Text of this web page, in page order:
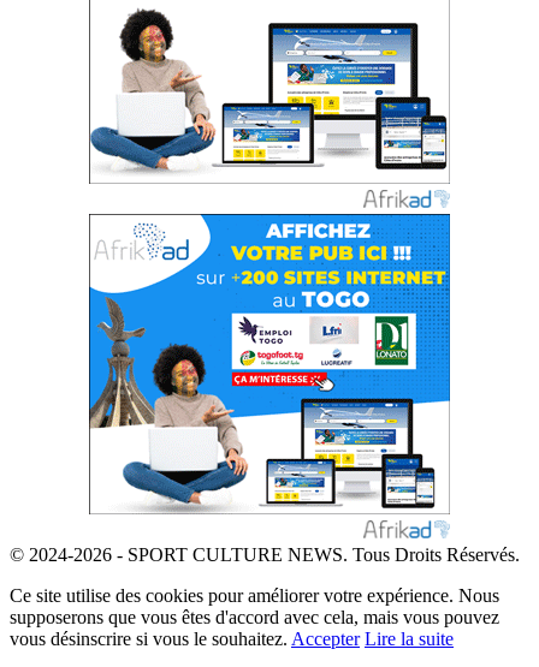
© 2024-2026 - SPORT CULTURE NEWS. Tous Droits Réservés.
Ce site utilise des cookies pour améliorer votre expérience. Nous
supposerons que vous êtes d'accord avec cela, mais vous pouvez
vous désinscrire si vous le souhaitez. Accepter Lire la suite